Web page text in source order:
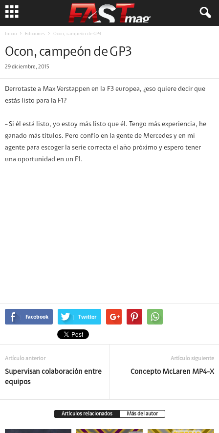
Inicio Ediciones Ocon, campeón de GP3
Ocon, campeón de GP3
29 diciembre, 2015
Derrotaste a Max Verstappen en la F3 europea, ¿eso quiere decir que
estás listo para la F1?
– Si él está listo, yo estoy más listo que él. Tengo más experiencia, he
ganado más títulos. Pero confío en la gente de Mercedes y en mi
agente para escoger la serie correcta el año próximo y espero tener
una oportunidad en un F1.
Facebook Twitter
Artículo anterior
Supervisan colaboración entre
equipos
Artículo siguiente
Concepto McLaren MP4-X
Artículos relacionados Más del autor